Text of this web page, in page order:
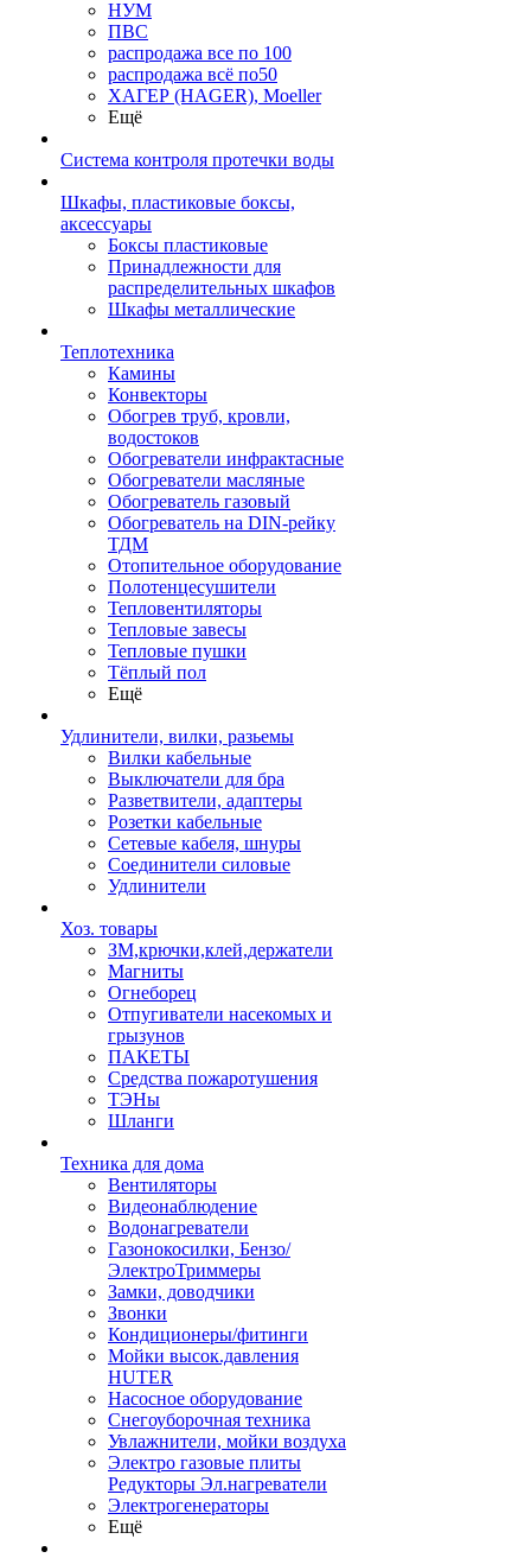
НУМ
ПВС
распродажа все по 100
распродажа всё по50
ХАГЕР (HAGER), Moeller
Ещё
Система контроля протечки воды
Шкафы, пластиковые боксы,
аксессуары
Боксы пластиковые
Принадлежности для
распределительных шкафов
Шкафы металлические
Теплотехника
Камины
Конвекторы
Обогрев труб, кровли,
водостоков
Обогреватели инфрактасные
Обогреватели масляные
Обогреватель газовый
Обогреватель на DIN-рейку
ТДМ
Отопительное оборудование
Полотенцесушители
Тепловентиляторы
Тепловые завесы
Тепловые пушки
Тёплый пол
Ещё
Удлинители, вилки, разьемы
Вилки кабельные
Выключатели для бра
Разветвители, адаптеры
Розетки кабельные
Сетевые кабеля, шнуры
Соединители силовые
Удлинители
Хоз. товары
ЗМ,крючки,клей,держатели
Магниты
Огнеборец
Отпугиватели насекомых и
грызунов
ПАКЕТЫ
Средства пожаротушения
ТЭНы
Шланги
Техника для дома
Вентиляторы
Видеонаблюдение
Водонагреватели
Газонокосилки, Бензо/
ЭлектроТриммеры
Замки, доводчики
Звонки
Кондиционеры/фитинги
Мойки высок.давления
HUTER
Насосное оборудование
Снегоуборочная техника
Увлажнители, мойки воздуха
Электро газовые плиты
Редукторы Эл.нагреватели
Электрогенераторы
Ещё